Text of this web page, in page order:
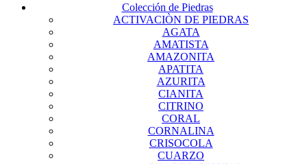
Colección de Piedras
ACTIVACIÒN DE PIEDRAS
AGATA
AMATISTA
AMAZONITA
APATITA
AZURITA
CIANITA
CITRINO
CORAL
CORNALINA
CRISOCOLA
CUARZO